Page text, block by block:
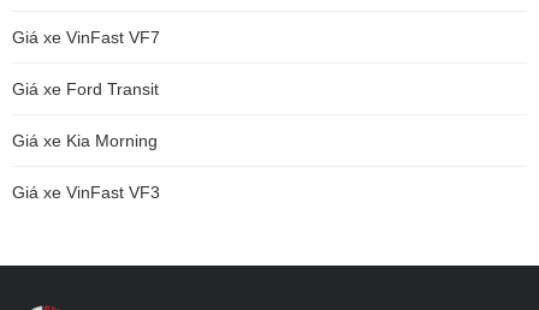
Giá xe VinFast VF7
Giá xe Ford Transit
Giá xe Kia Morning
Giá xe VinFast VF3